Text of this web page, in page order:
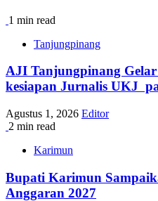
1 min read
Tanjungpinang
AJI Tanjungpinang
kesiapan Jurnalis UKJ
Agustus 1, 2026 Editor
2 min read
Karimun
Bupati Karimun
Anggaran 2027